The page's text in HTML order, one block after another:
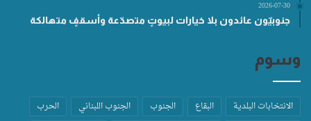
2026-07-30
جنوبيّون عائدون بلا خيارات لبيوتٍ متصدّعة وأسقفٍ متهالكة
وسوم
الانتخابات البلدية البقاع الجنوب الجنوب اللبناني
الحرب